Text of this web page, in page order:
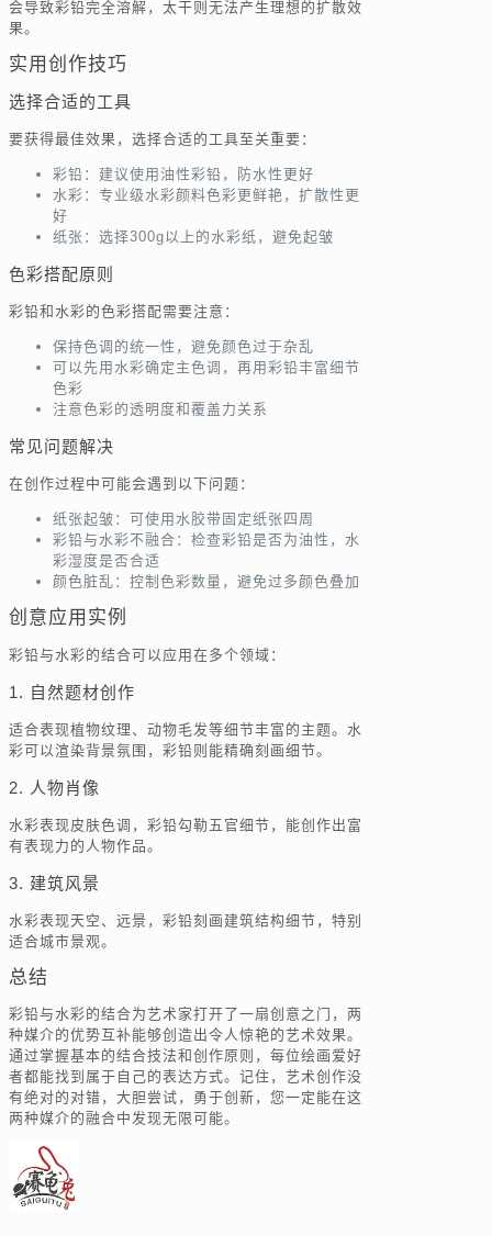
会导致彩铅完全溶解，太干则无法产生理想的扩散效
果。
实用创作技巧
选择合适的工具
要获得最佳效果，选择合适的工具至关重要：
彩铅：建议使用油性彩铅，防水性更好
水彩：专业级水彩颜料色彩更鲜艳，扩散性更
好
纸张：选择300g以上的水彩纸，避免起皱
色彩搭配原则
彩铅和水彩的色彩搭配需要注意：
保持色调的统一性，避免颜色过于杂乱
可以先用水彩确定主色调，再用彩铅丰富细节
色彩
注意色彩的透明度和覆盖力关系
常见问题解决
在创作过程中可能会遇到以下问题：
纸张起皱：可使用水胶带固定纸张四周
彩铅与水彩不融合：检查彩铅是否为油性，水
彩湿度是否合适
颜色脏乱：控制色彩数量，避免过多颜色叠加
创意应用实例
彩铅与水彩的结合可以应用在多个领域：
1. 自然题材创作
适合表现植物纹理、动物毛发等细节丰富的主题。水
彩可以渲染背景氛围，彩铅则能精确刻画细节。
2. 人物肖像
水彩表现皮肤色调，彩铅勾勒五官细节，能创作出富
有表现力的人物作品。
3. 建筑风景
水彩表现天空、远景，彩铅刻画建筑结构细节，特别
适合城市景观。
总结
彩铅与水彩的结合为艺术家打开了一扇创意之门，两
种媒介的优势互补能够创造出令人惊艳的艺术效果。
通过掌握基本的结合技法和创作原则，每位绘画爱好
者都能找到属于自己的表达方式。记住，艺术创作没
有绝对的对错，大胆尝试，勇于创新，您一定能在这
两种媒介的融合中发现无限可能。